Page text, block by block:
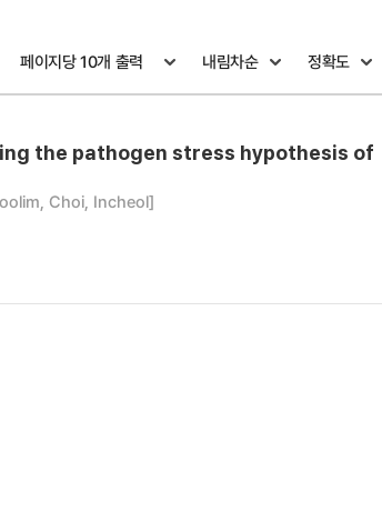
the pathogen stress hypothesis of
Choi, Incheol]